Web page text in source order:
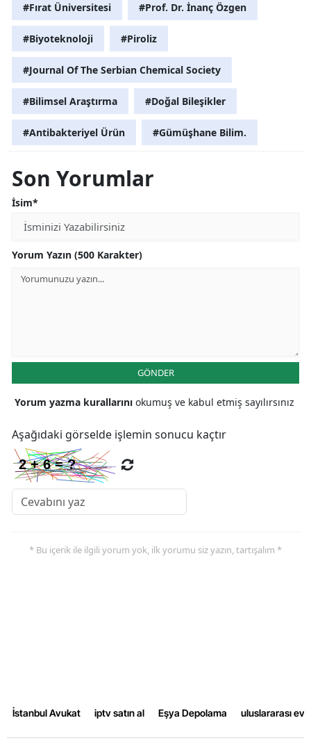
#Fırat Üniversitesi #Prof. Dr. İnanç Özgen
#Biyoteknoloji #Piroliz
#Journal Of The Serbian Chemical Society
#Bilimsel Araştırma #Doğal Bileşikler
#Antibakteriyel Ürün #Gümüşhane Bilim.
Son Yorumlar
İsim*
Yorum Yazın (500 Karakter)
GÖNDER
Yorum yazma kurallarını okumuş ve kabul etmiş sayılırsınız
Aşağıdaki görselde işlemin sonucu kaçtır
* Bu içerik ile ilgili yorum yok, ilk yorumu siz yazın, tartışalım *
İstanbul Avukat iptv satın al Eşya Depolama uluslararası